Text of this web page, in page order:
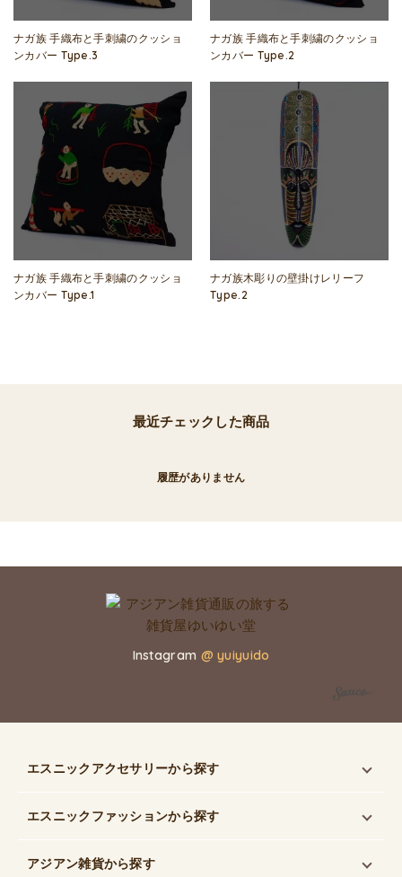
ナガ族 手織布と手刺繍のクッショ
ンカバー Type.3
ナガ族 手織布と手刺繍のクッショ
ンカバー Type.2
ナガ族 手織布と手刺繍のクッショ
ンカバー Type.1
ナガ族木彫りの壁掛けレリーフ
Type.2
最近チェックした商品
履歴がありません
Instagram @ yuiyuido
エスニックアクセサリーから探す
エスニックファッションから探す
アジアン雑貨から探す